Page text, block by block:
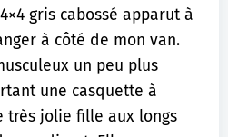
gris cabossé apparut à
à côté de mon van.
un peu plus
une casquette à
très jolie fille aux longs